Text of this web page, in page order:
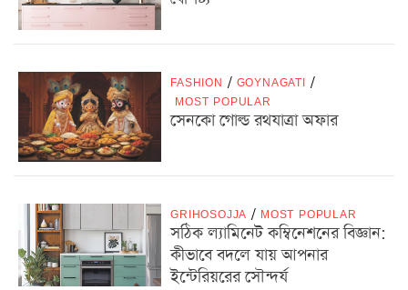
FASHION / GOYNAGATI /
MOST POPULAR
সেনকো গোল্ড রথযাত্রা অফার
GRIHOSOJJA / MOST POPULAR
সঠিক ল্যামিনেট কম্বিনেশনের বিজ্ঞান:
কীভাবে বদলে যায় আপনার
ইন্টেরিয়রের সৌন্দর্য